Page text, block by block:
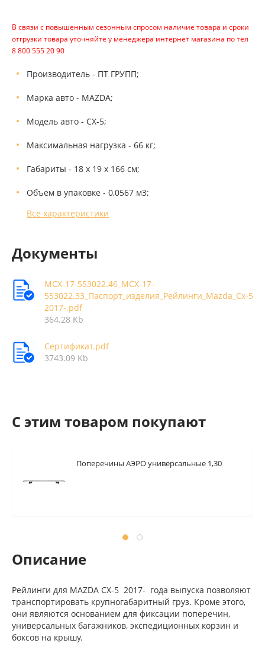
В связи с повышенным сезонным спросом наличие товара и сроки
отгрузки товара уточняйте у менеджера интернет магазина по тел
8 800 555 20 90
Производитель - ПТ ГРУПП;
Марка авто - MAZDA;
Модель авто - CX-5;
Максимальная нагрузка - 66 кг;
Габариты - 18 х 19 х 166 см;
Объем в упаковке - 0,0567 м3;
Все характеристики
Документы
MCX-17-553022.46_MCX-17-
553022.33_Паспорт_изделия_Рейлинги_Mazda_Cx-5
2017-.pdf
364.28 Kb
Сертификат.pdf
3743.09 Kb
C этим товаром покупают
Поперечины АЭРО универсальные 1,30
Описание
Рейлинги для MAZDA CX-5 2017- года выпуска позволяют
транспортировать крупногабаритный груз. Кроме этого,
они являются основанием для фиксации поперечин,
универсальных багажников, экспедиционных корзин и
боксов на крышу.